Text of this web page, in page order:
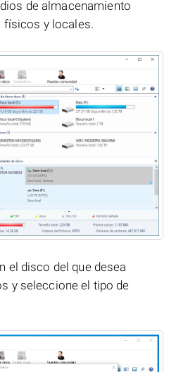
de almacenamiento
físicos y locales.
el disco del que desea
y seleccione el tipo de